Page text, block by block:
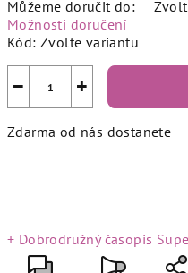
Můžeme doručit do:
Možnosti doručení
Kód: Zvolte variantu
+
−
Zdarma od nás dostanete
+ Dobrodružný časopis